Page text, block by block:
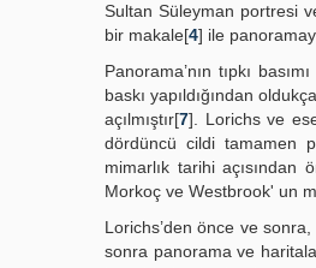
Sultan Süleyman portresi
bir makale[4] ile
Panorama’nın tıpkı
baskı yapıldığından
açılmıştır[7]. Lorichs ve
dördüncü cildi tamamen
mimarlık tarihi açısından
Morkoç ve Westbrook' un
Lorichs’den önce ve
sonra panorama ve